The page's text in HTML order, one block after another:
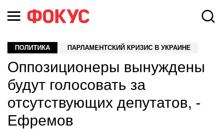
ПОЛИТИКА ПАРЛАМЕНТСКИЙ КРИЗИС В УКРАИНЕ
Оппозиционеры вынуждены
будут голосовать за
отсутствующих депутатов, -
Ефремов